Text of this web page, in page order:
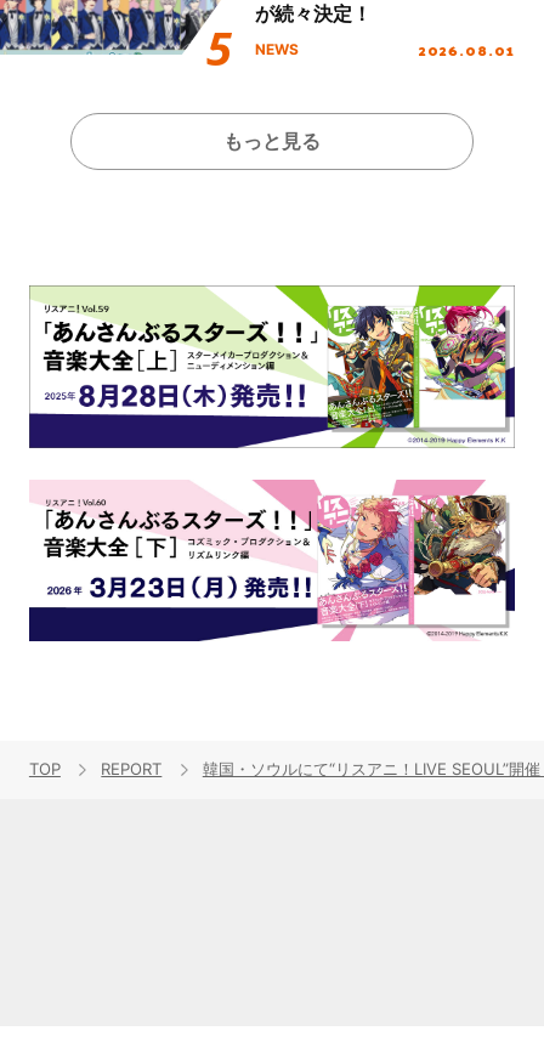
が続々決定！
NEWS 2026.08.01
もっと見る
TOP REPORT 韓国・ソウルにて“リスアニ！LIVE SEOUL”